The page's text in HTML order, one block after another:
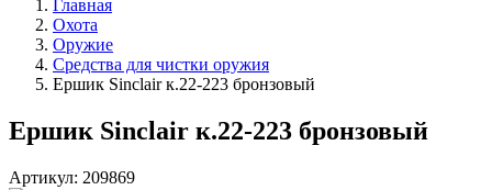
Главная
Охота
Оружие
Средства для чистки оружия
Ершик Sinclair к.22-223 бронзовый
Ершик Sinclair к.22-223 бронзовый
Артикул: 209869